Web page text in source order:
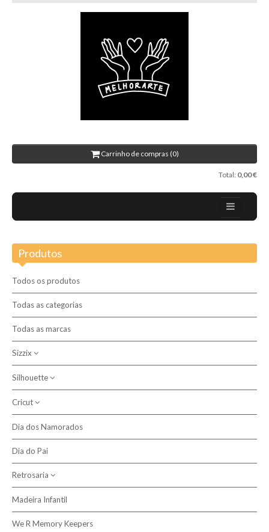
Carrinho de compras (0)
Total: 0,00 €
Sobre nós
Promoções
Novidades
Contactos
Pesquisar
Produtos
Todos os produtos
Todas as categorias
Todas as marcas
Sizzix
Máquinas de Corte
Cortantes Bigz
Ferramentas e Acessórios Sizzix
Cortantes
Silhouette
Plotters de Corte
Acessórios
Cricut
Vinil Iron On
Dia dos Namorados
Dia do Pai
Retrosaria
Tecido Plastificado
Acessórios, Ferramentas e Complementos de Costura
Madeira Infantil
We R Memory Keepers